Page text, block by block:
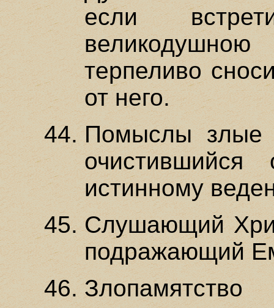
если
терпеливо
от него.
Помыслы злые
истинному
Слушающий
подражающий